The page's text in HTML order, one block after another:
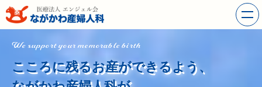
We support your memorable birth
こころに残るお産ができるよう、